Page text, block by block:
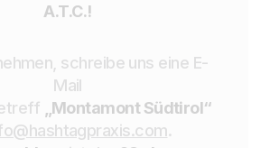
A.T.C.!
schreibe uns eine E-
Mail
„Montamont Südtirol“
.